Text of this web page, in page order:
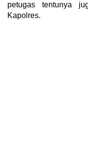
petugas tentunya
Kapolres.